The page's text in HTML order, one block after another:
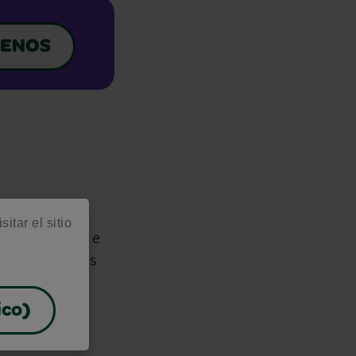
el sitio
manchas e
y recursos